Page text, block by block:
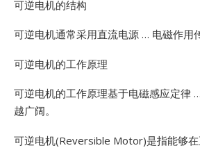
可逆电机的结构
可逆电机通常采用直流电源 … 电磁作用
可逆电机的工作原理
可逆电机的工作原理基于电磁感应定律
越广阔。
可逆电机(Reversible Motor)是指能够